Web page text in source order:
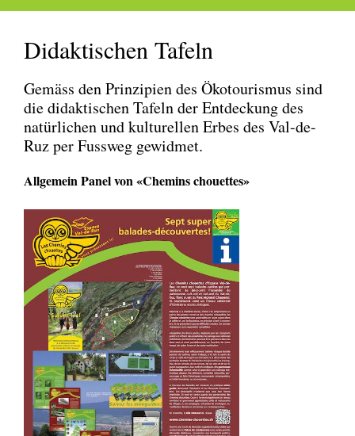
Didaktischen Tafeln
Gemäss den Prinzipien des Ökotourismus sind
die didaktischen Tafeln der Entdeckung des
natürlichen und kulturellen Erbes des Val-de-
Ruz per Fussweg gewidmet.
Allgemein Panel von «Chemins chouettes»